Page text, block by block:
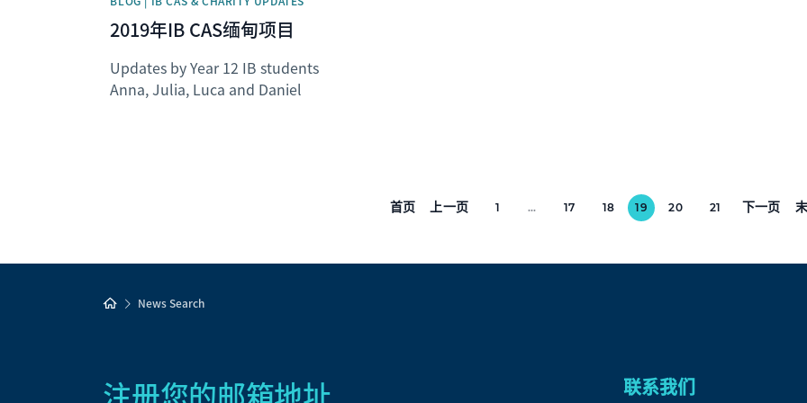
2019年IB CAS缅甸项目
Updates by Year 12 IB students
Anna, Julia, Luca and Daniel
首页 上一页 1 ... 17 18 19 20 21 下一页
News Search
注册您的邮箱地址 联系我们